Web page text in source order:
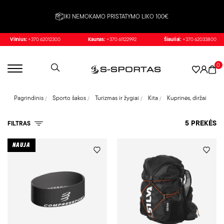
IKI NEMOKAMO PRISTATYMO LIKO 100€
Vilnius: +370 62012300 Kaunas: +370 61122992 Šiauliai: +370 62033800
0
FILTRAS
Pagrindinis Sporto šakos Turizmas ir žygiai Kita Kuprinės, diržai
5 PREKĖS
NAUJA